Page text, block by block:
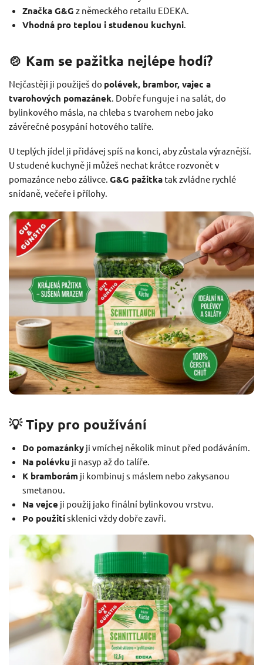
Značka G&G z německého retailu EDEKA.
Vhodná pro teplou i studenou kuchyni.
🍲 Kam se pažitka nejlépe hodí?
Nejčastěji ji použiješ do polévek, brambor, vajec a
tvarohových pomazánek. Dobře funguje i na salát, do
bylinkového másla, na chleba s tvarohem nebo jako
závěrečné posypání hotového talíře.
U teplých jídel ji přidávej spíš na konci, aby zůstala výraznější.
U studené kuchyně ji můžeš nechat krátce rozvonět v
pomazánce nebo zálivce. G&G pažitka tak zvládne rychlé
snídaně, večeře i přílohy.
💡 Tipy pro používání
Do pomazánkyji vmíchej několik minut před podáváním.
Na polévku ji nasyp až do talíře.
K bramborám ji kombinuj s máslem nebo zakysanou
smetanou.
Na vejce ji použij jako finální bylinkovou vrstvu.
Po použitísklenici vždy dobře zavři.